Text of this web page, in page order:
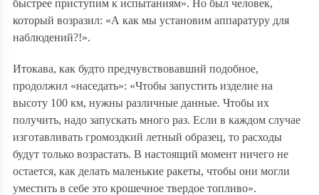
быстрее приступим к испытаниям». Но был человек,
который возразил: «А как мы установим аппаратуру для
наблюдений?!».
Итокава, как будто предчувствовавший подобное,
продолжил «наседать»: «Чтобы запустить изделие на
высоту 100 км, нужны различные данные. Чтобы их
получить, надо запускать много раз. Если в каждом случае
изготавливать громоздкий летный образец, то расходы
будут только возрастать. В настоящий момент ничего не
остается, как делать маленькие ракеты, чтобы они могли
уместить в себе это крошечное твердое топливо».